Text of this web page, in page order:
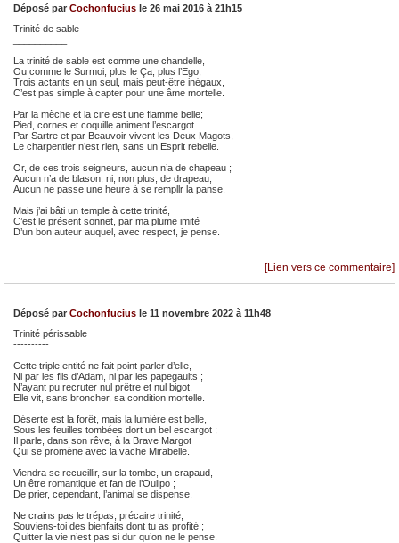
Déposé par Cochonfucius le 26 mai 2016 à 21h15
Trinité de sable
La trinité de sable est comme une chandelle,
Ou comme le Surmoi, plus le Ça, plus l’Ego,
Trois actants en un seul, mais peut-être inégaux,
C’est pas simple à capter pour une âme mortelle.
Par la mèche et la cire est une flamme belle;
Pied, cornes et coquille animent l’escargot.
Par Sartre et par Beauvoir vivent les Deux Magots,
Le charpentier n’est rien, sans un Esprit rebelle.
Or, de ces trois seigneurs, aucun n’a de chapeau ;
Aucun n’a de blason, ni, non plus, de drapeau,
Aucun ne passe une heure à se rempllr la panse.
Mais j’ai bâti un temple à cette trinité,
C’est le présent sonnet, par ma plume imité
D’un bon auteur auquel, avec respect, je pense.
[Lien vers ce commentaire]
Déposé par Cochonfucius le 11 novembre 2022 à 11h48
Trinité périssable
----------
Cette triple entité ne fait point parler d’elle,
Ni par les fils d’Adam, ni par les papegaults ;
N’ayant pu recruter nul prêtre et nul bigot,
Elle vit, sans broncher, sa condition mortelle.
Déserte est la forêt, mais la lumière est belle,
Sous les feuilles tombées dort un bel escargot ;
Il parle, dans son rêve, à la Brave Margot
Qui se promène avec la vache Mirabelle.
Viendra se recueillir, sur la tombe, un crapaud,
Un être romantique et fan de l’Oulipo ;
De prier, cependant, l’animal se dispense.
Ne crains pas le trépas, précaire trinité,
Souviens-toi des bienfaits dont tu as profité ;
Quitter la vie n’est pas si dur qu’on ne le pense.